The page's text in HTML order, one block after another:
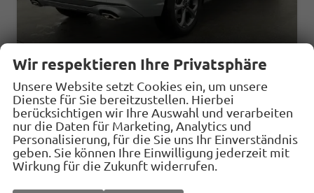
Ford Kuga
sofort lieferbar Neuwagen
Fahrzeugnr. 33287 GetriebeAutomatik
KraftstoffBenzin AußenfarbeSolar Silver Metallic
Wir respektieren Ihre Privatsphäre
Unsere Website setzt Cookies ein, um unsere
Dienste für Sie bereitzustellen. Hierbei
berücksichtigen wir Ihre Auswahl und verarbeiten
nur die Daten für Marketing, Analytics und
Personalisierung, für die Sie uns Ihr Einverständnis
geben. Sie können Ihre Einwilligung jederzeit mit
Wirkung für die Zukunft widerrufen.